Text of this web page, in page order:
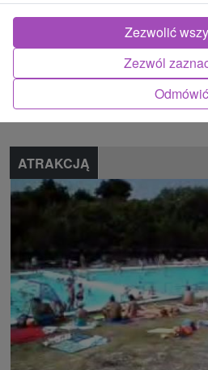
Znalazłeś błąd lub chcesz polecić
Zgłoś błąd
ATRAKCJĄ
Odmówić
Zezwól
Zezwolić